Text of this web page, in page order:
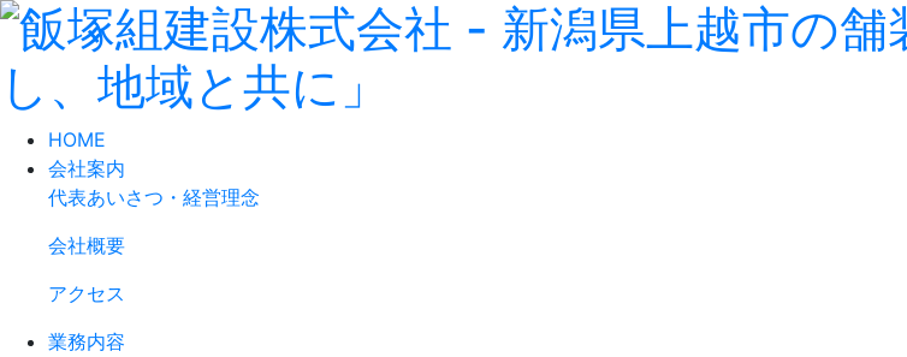
HOME
会社案内
代表あいさつ・経営理念
会社概要
アクセス
業務内容